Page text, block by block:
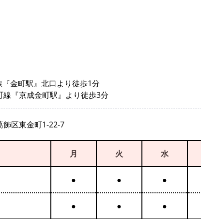
『金町駅』北口より徒歩1分
線『京成金町駅』より徒歩3分
飾区東金町1-22-7
月 火 水
● ● ●
● ● ●